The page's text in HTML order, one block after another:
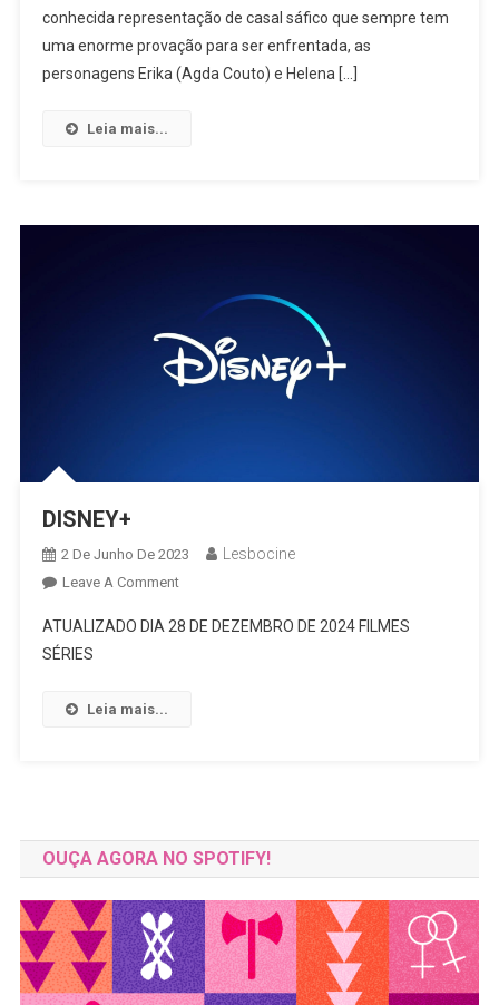
Falam
Do
Amor
conhecida representação de casal sáfico que sempre tem
uma enorme provação para ser enfrentada, as
personagens Erika (Agda Couto) e Helena […]
Leia mais...
DISNEY+
2 De Junho De 2023 Lesbocine
Leave A CommentOn
ATUALIZADO DIA 28 DE DEZEMBRO DE 2024 FILMES
SÉRIES
Leia mais...
OUÇA AGORA NO SPOTIFY!